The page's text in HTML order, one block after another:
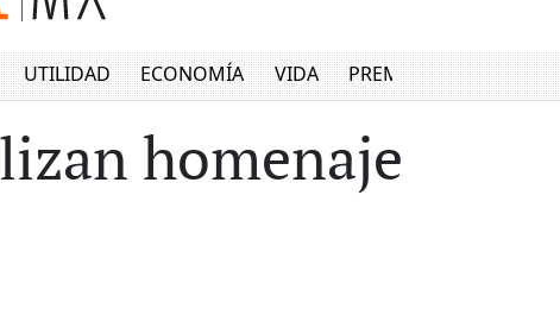
UTILIDAD ECONOMÍA VIDA PREMIUM
homenaje